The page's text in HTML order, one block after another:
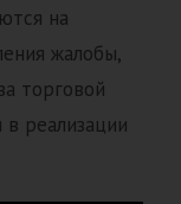
на
жалобы,
торговой
в реализации